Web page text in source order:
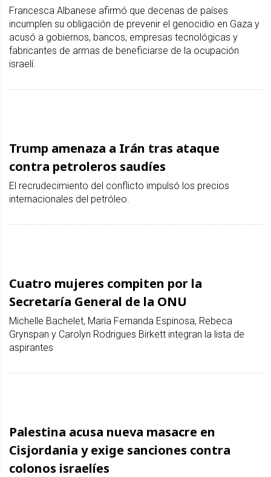
Francesca Albanese afirmó que decenas de países
incumplen su obligación de prevenir el genocidio en Gaza y
acusó a gobiernos, bancos, empresas tecnológicas y
fabricantes de armas de beneficiarse de la ocupación
israelí.
Trump amenaza a Irán tras ataque
contra petroleros saudíes
El recrudecimiento del conflicto impulsó los precios
internacionales del petróleo.
Cuatro mujeres compiten por la
Secretaría General de la ONU
Michelle Bachelet, María Fernanda Espinosa, Rebeca
Grynspan y Carolyn Rodrigues Birkett integran la lista de
aspirantes
Palestina acusa nueva masacre en
Cisjordania y exige sanciones contra
colonos israelíes